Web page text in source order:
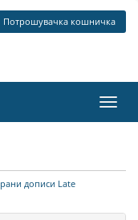
Потрошувачка кошничка
ја
дописи Late